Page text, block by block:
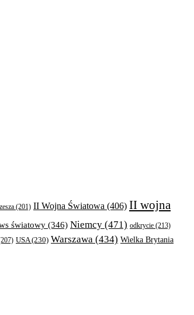
(201) II Wojna Światowa (406) II wojna
światowy (346) Niemcy (471) odkrycie (213)
USA(230) Warszawa (434) Wielka Brytania